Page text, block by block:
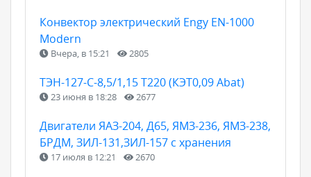
Конвектор электрический Engy EN-1000
Modern
Вчера, в 15:21 2805
ТЭН-127-С-8,5/1,15 Т220 (КЭТ0,09 Abat)
23 июня в 18:28 2677
Двигатели ЯАЗ-204, Д65, ЯМЗ-236, ЯМЗ-238,
БРДМ, ЗИЛ-131,ЗИЛ-157 с хранения
17 июля в 12:21 2670